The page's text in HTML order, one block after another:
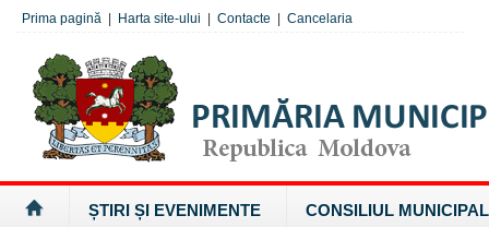
Prima pagină Harta site-ului Contacte Cancelaria
ȘTIRI ȘI EVENIMENTE CONSILIUL MUNICIPAL